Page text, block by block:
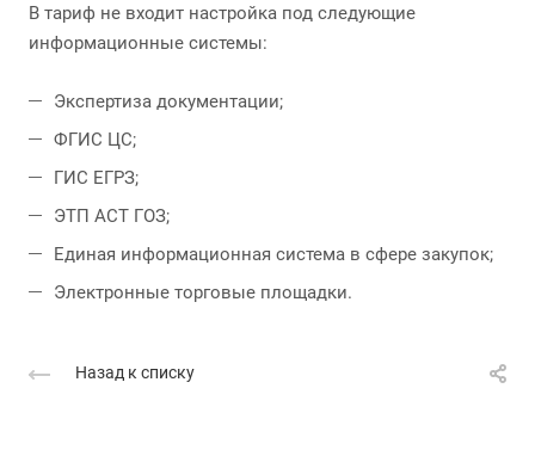
В тариф не входит настройка под следующие
информационные системы:
Экспертиза документации;
ФГИС ЦС;
ГИС ЕГРЗ;
ЭТП АСТ ГОЗ;
Единая информационная система в сфере закупок;
Электронные торговые площадки.
Назад к списку